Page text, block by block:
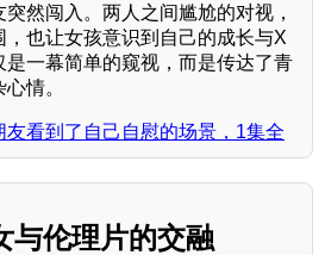
然闯入。两人之间尴尬的对视，
也让女孩意识到自己的成长与X
一幕简单的窥视，而是传达了青
情。
看到了自己自慰的场景，1集全
与伦理片的交融